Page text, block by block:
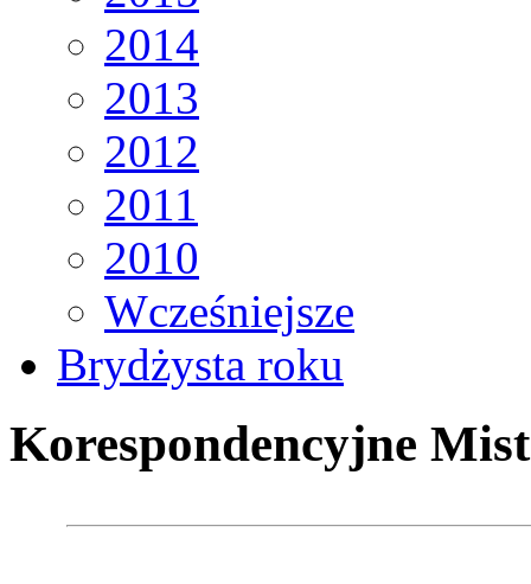
2014
2013
2012
2011
2010
Wcześniejsze
Brydżysta roku
Korespondencyjne